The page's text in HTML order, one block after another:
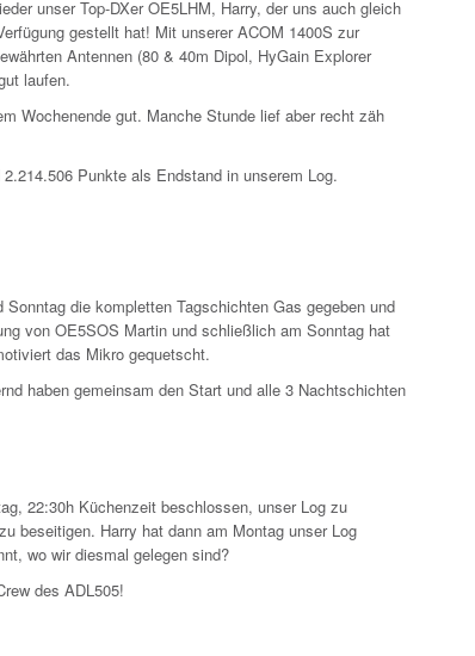
unser Top-DXer OE5LHM, Harry, der uns auch gleich
gestellt hat! Mit unserer ACOM 1400S zur
Antennen (80 & 40m Dipol, HyGain Explorer
laufen.
Wochenende gut. Manche Stunde lief aber recht zäh
Punkte als Endstand in unserem Log.
die kompletten Tagschichten Gas gegeben und
von OE5SOS Martin und schließlich am Sonntag hat
das Mikro gequetscht.
haben gemeinsam den Start und alle 3 Nachtschichten
22:30h Küchenzeit beschlossen, unser Log zu
beseitigen. Harry hat dann am Montag unser Log
wo wir diesmal gelegen sind?
des ADL505!